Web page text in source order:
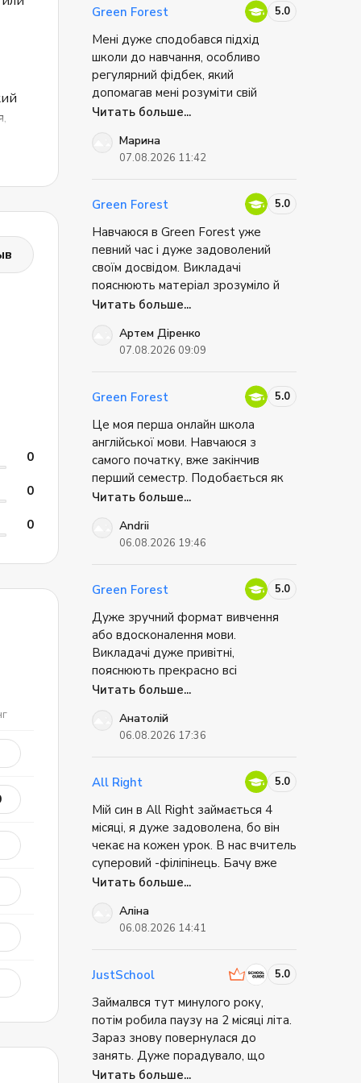
0
0
0
процессе используется
коммуникативная методика и
контролируется процесс
усвоения знаний. Больше
информации о центре вы
можете найти на
официальном сайте.
Green Forest 5.0
Мені дуже сподобався підхід
школи до навчання, особливо
регулярний фідбек, який
допомагав мені розуміти свій
прогрес та сфери для покращення.
інтерактивним і добре
структурованим був навчальний
цифровий підручник і мобільний
застосунок, які зробили навчання
зручним та цікавим.
Читать больше...
Марина
07.08.2026 11:42
Green Forest 5.0
Навчаюся в Green Forest уже
певний час і дуже задоволений
своїм досвідом. Викладачі
пояснюють матеріал зрозуміло й
цікаво, а заняття проходять у
навчатися легко та мотивуюче.
Особливо подобається сучасний
кількість практики розмовної
англійської та зручні додаткові
матеріали для самостійного
опрацювання. Рекомендую Green
Forest усім, хто хоче впевнено
покращити свою англійську.
Читать больше...
Артем Діренко
07.08.2026 09:09
Green Forest 5.0
Це моя перша онлайн школа
англійської мови. Навчаюся з
самого початку, вже закінчив
перший семестр. Подобається як
викладається матеріал та дуже
подобається як ведуться
зайнняття, є можливість самостіно
працювати у групах на занняттях.
Читать больше...
Andrii
06.08.2026 19:46
Green Forest 5.0
Дуже зручний формат вивчення
або вдосконалення мови.
Викладачі дуже привітні,
пояснюють прекрасно всі
незрозумілі нюанси. Взагалі,
ненав'язлива атмосфера
спілкування, під час якої, в разі
викладач. Дякую, Green forest.
Читать больше...
Анатолій
06.08.2026 17:36
All Right 5.0
Мій син в All Right займається 4
місяці, я дуже задоволена, бо він
чекає на кожен урок. В нас вчитель
суперовий -філіпінець. Бачу вже
прогрес, любить дуже доречі
суворі уроки як у школі. Всім
раджу!
Читать больше...
Аліна
06.08.2026 14:41
JustSchool 5.0
Займалвся тут минулого року,
потім робила паузу на 2 місяці літа.
Зараз знову повернулася до
занять. Дуже порадувало, що
кабінет зі збереженим прогресом
Читать больше...